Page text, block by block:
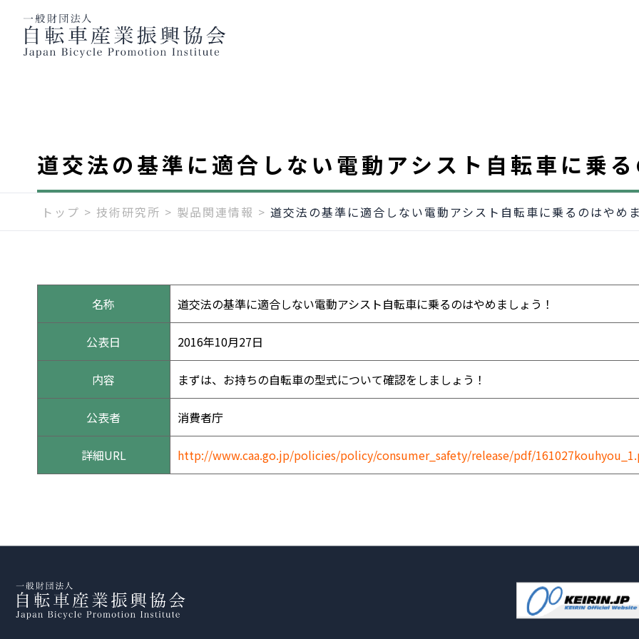
道交法の基準に適合しない電動アシスト自転車に乗
トップ > 技術研究所 > 製品関連情報 > 道交法の基準に適合しない電動アシスト自転車に乗るのはやめ
名称 道交法の基準に適合しない電動アシスト自転車に乗るのはやめましょう！
公表日 2016年10月27日
内容 まずは、お持ちの自転車の型式について確認をしましょう！
公表者 消費者庁
詳細URL http://www.caa.go.jp/policies/policy/consumer_safety/release/pdf/